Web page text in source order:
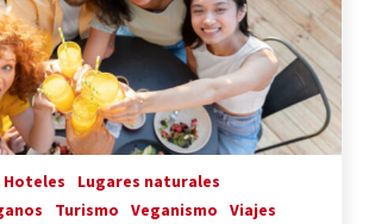
3: Mejores Proteínas Veganas 2023
3 años atrás
La Primera Maquina Casera para Crear Carne
Hoteles
Lugares naturales
Turismo Veganismo Viajes